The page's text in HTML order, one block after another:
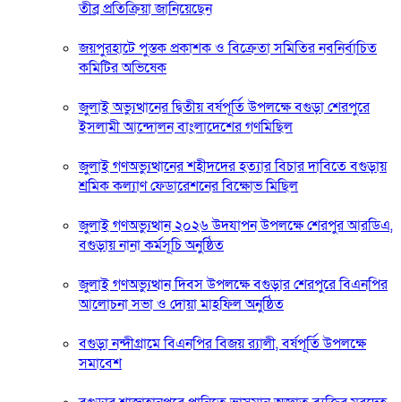
তীব্র প্রতিক্রিয়া জানিয়েছেন
জয়পুরহাটে পুস্তক প্রকাশক ও বিক্রেতা সমিতির নবনির্বাচিত
কমিটির অভিষেক
জুলাই অভ্যুত্থানের দ্বিতীয় বর্ষপূর্তি উপলক্ষে বগুড়া শেরপুরে
ইসলামী আন্দোলন বাংলাদেশের গণমিছিল
জুলাই গণঅভ্যুত্থানের শহীদদের হত্যার বিচার দাবিতে বগুড়ায়
শ্রমিক কল্যাণ ফেডারেশনের বিক্ষোভ মিছিল
জুলাই গণঅভ্যুত্থান ২০২৬ উদযাপন উপলক্ষে শেরপুর আরডিএ,
বগুড়ায় নানা কর্মসূচি অনুষ্ঠিত
জুলাই গণঅভ্যুত্থান দিবস উপলক্ষে বগুড়ার শেরপুরে বিএনপির
আলোচনা সভা ও দোয়া মাহফিল অনুষ্ঠিত
বগুড়া নন্দীগ্রামে বিএনপির বিজয় র‍্যালী, বর্ষপূর্তি উপলক্ষে
সমাবেশ